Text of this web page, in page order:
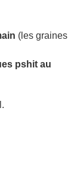
(les graines
pshit au